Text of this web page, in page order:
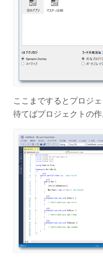
ここまでするとプロジ
待てばプロジェクトの作